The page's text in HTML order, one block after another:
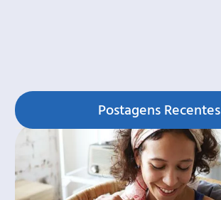
Postagens Recentes